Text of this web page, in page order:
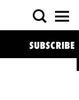
SUBSCRIBE